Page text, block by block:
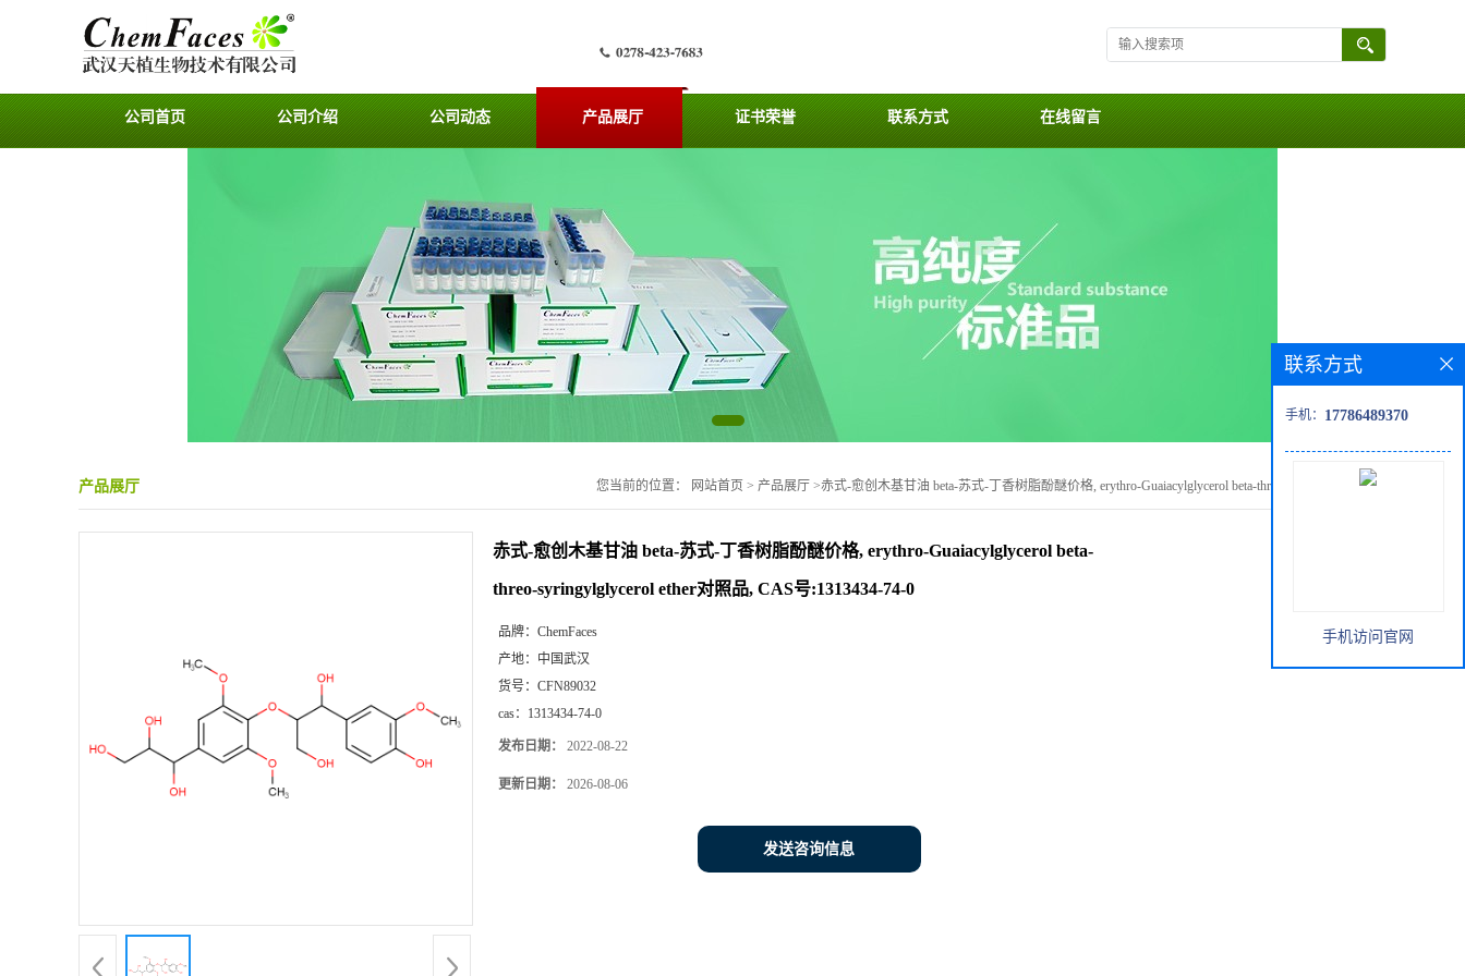
公司首页 公司介绍 公司动态 产品展厅 证书荣誉 联系方式 在线留言
产品展厅 您当前的位置： 网站首页 > 产品展厅 >赤式-愈创木基甘油 beta-苏式-丁香树脂酚醚价格, erythro-Guaiacylglycerol beta-threo-
赤式-愈创木基甘油 beta-苏式-丁香树脂酚醚价格, erythro-Guaiacylglycerol beta-
threo-syringylglycerol ether对照品, CAS号:1313434-74-0
品牌： ChemFaces
产地： 中国武汉
货号： CFN89032
cas： 1313434-74-0
发布日期： 2022-08-22
更新日期： 2026-08-06
发送咨询信息
联系方式
手机： 17786489370
手机访问官网